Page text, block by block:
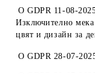
OGDPR 11-08-
Изключително
цвят и дизайн за
OGDPR 28-07-